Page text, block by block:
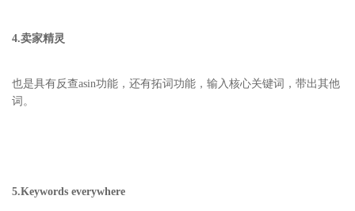
4.卖家精灵
也是具有反查asin功能，还有拓词功能，输入核心关键词，带出其他
词。
5.Keywords everywhere